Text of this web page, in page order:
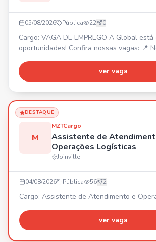
05/08/2026 Pública 22 0
Cargo: VAGA DE EMPREGO A Global está com novas
oportunidades! Confira nossas vagas: 📍
Araquari/SC. 📍 Estagiário de Marketing –
Back Office – Joinville/SC. 📍 Estagiário
Joinville/SC. Venha fazer parte de uma
ver vaga
DESTAQUE
M
MZTCargo
Assistente de
Operações Logísticas
Joinville
04/08/2026 Pública 56 2
Cargo: Assistente de Atendimento e
ver vaga